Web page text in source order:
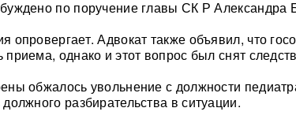
по поручение главы СК Р Александра
опровергает. Адвокат также объявил, что
приема, однако и этот вопрос был снят
обжалось увольнение с должности
разбирательства в ситуации.